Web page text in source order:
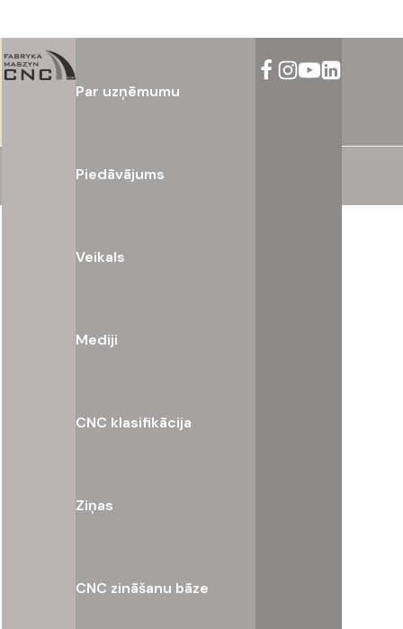
Par uzņēmumu
Piedāvājums
Veikals
Mediji
CNC klasifikācija
Ziņas
CNC zināšanu bāze